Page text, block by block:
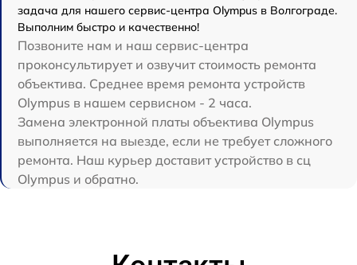
задача для нашего сервис-центра Olympus в Волгограде.
Выполним быстро и качественно!
Позвоните нам и наш сервис-центра
проконсультирует и озвучит стоимость ремонта
объектива. Среднее время ремонта устройств
Olympus в нашем сервисном - 2 часа.
Замена электронной платы объектива Olympus
выполняется на выезде, если не требует сложного
ремонта. Наш курьер доставит устройство в сц
Olympus и обратно.